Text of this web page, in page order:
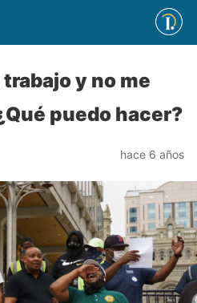
y no me
puedo hacer?
hace 6 años